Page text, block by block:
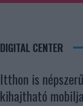
DIGITAL CENTER
Itthon is
kihajtható